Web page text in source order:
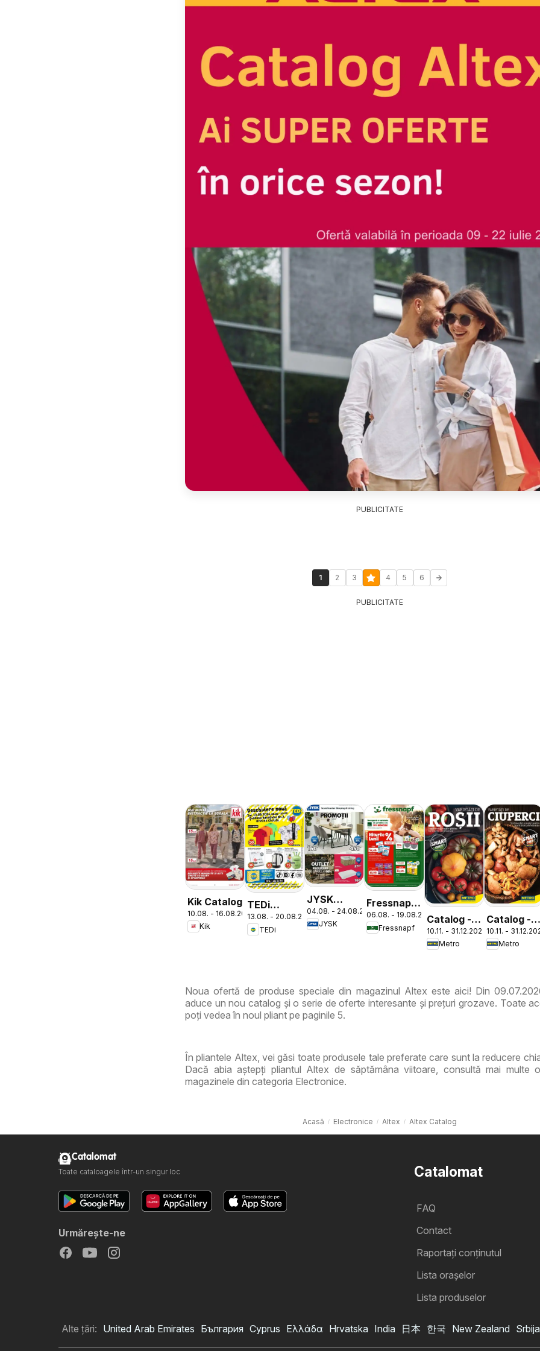
PUBLICITATE
1 2 3 4 5 6
PUBLICITATE
Kik Catalog
10.08. - 16.08.2026
Kik
TEDi
Catalog
Chitila
13.08. - 20.08.2026
TEDi
JYSK
Catalog
04.08. - 24.08.2026
JYSK
Fressnapf
Catalog
06.08. - 19.08.2026
Fressnapf
Catalog -
Varietăți
de Roșii
10.11. - 31.12.2026
Metro
Catalog -
Varietăți
de Ciuperci
10.11. -
Metro
Noua ofertă de produse speciale din magazinul Altex este aici! Din
aduce un nou catalog și o serie de oferte interesante și prețuri grozave. Toate
poți vedea în noul pliant pe paginile 5.
În pliantele Altex, vei găsi toate produsele tale preferate care sunt la reducere
Dacă abia aștepți pliantul Altex de săptămâna viitoare, consultă mai multe
magazinele din categoria Electronice.
Acasă Electronice Altex Altex Catalog
Catalomat
FAQ
Contact
Raportați conținutul
Lista oraşelor
Lista produselor
Catalomat
Toate cataloagele într-un singur loc
Urmăreşte-ne
Alte țări: United Arab Emirates България Cyprus Ελλάδα Hrvatska India 日本 한국 New Zealand Srbija